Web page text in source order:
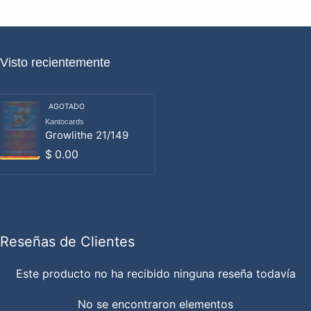
Visto recientemente
AGOTADO
Proveedor:
Kantocards
Growlithe 21/149
Precio habitual
$ 0.00
Reseñas de Clientes
Este producto no ha recibido ninguna reseña todavía
No se encontraron elementos